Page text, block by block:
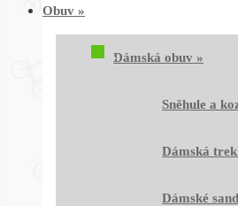
Obuv »
Dámská obuv »
Sněhule a
Dámská
Dámské